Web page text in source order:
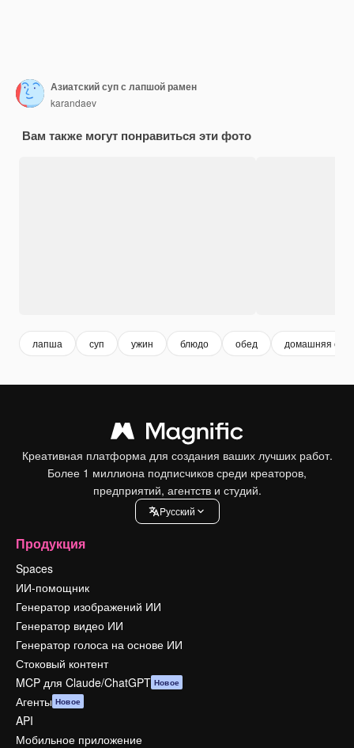
Азиатский суп с лапшой рамен
karandaev
Вам также могут понравиться эти фото
лапша суп ужин блюдо обед домашняя еда
Креативная платформа для создания ваших лучших работ.
Более 1 миллиона подписчиков среди креаторов,
предприятий, агентств и студий.
Pусский
Продукция
Spaces
ИИ-помощник
Генератор изображений ИИ
Генератор видео ИИ
Генератор голоса на основе ИИ
Стоковый контент
MCP для Claude/ChatGPT Новое
Агенты Новое
API
Мобильное приложение